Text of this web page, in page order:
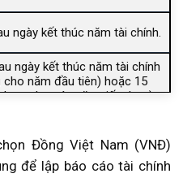
ngày kết thúc năm tài chính.
ngày kết thúc năm tài chính
cho năm đầu tiên) hoặc 15
cho các năm tiếp theo).
Đồng Việt Nam (VNĐ)
để lập báo cáo tài chính